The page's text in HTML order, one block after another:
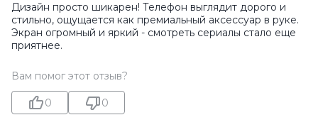
Дизайн просто шикарен! Телефон выглядит дорого и
стильно, ощущается как премиальный аксессуар в руке.
Экран огромный и яркий - смотреть сериалы стало еще
приятнее.
Вам помог этот отзыв?
0 0